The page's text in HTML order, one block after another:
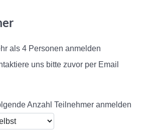
als 4 Personen anmelden
uns bitte zuvor per Email
Anzahl Teilnehmer anmelden